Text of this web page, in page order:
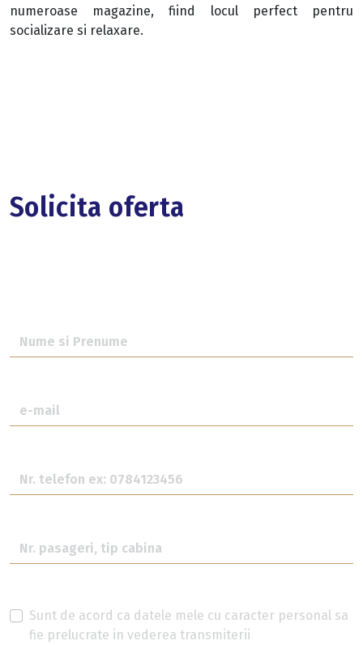
numeroase magazine, fiind locul perfect pentru
socializare si relaxare.
Solicita oferta
Sunt de acord ca datele mele cu caracter personal sa
fie prelucrate in vederea transmiterii